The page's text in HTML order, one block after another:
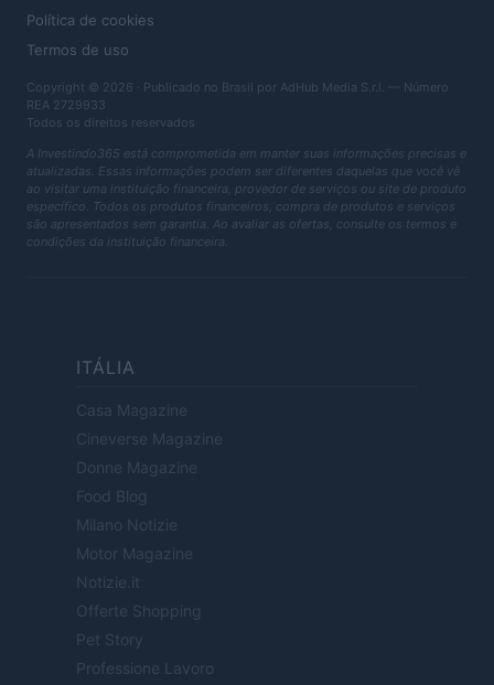
Política de cookies
Termos de uso
Copyright © 2026 · Publicado no Brasil por AdHub Media S.r.l. — Número
REA 2729933
Todos os direitos reservados
A Investindo365 está comprometida em manter suas informações precisas e
atualizadas. Essas informações podem ser diferentes daquelas que você vê
ao visitar uma instituição financeira, provedor de serviços ou site de produto
específico. Todos os produtos financeiros, compra de produtos e serviços
são apresentados sem garantia. Ao avaliar as ofertas, consulte os termos e
condições da instituição financeira.
ITÁLIA
Casa Magazine
Cineverse Magazine
Donne Magazine
Food Blog
Milano Notizie
Motor Magazine
Notizie.it
Offerte Shopping
Pet Story
Professione Lavoro